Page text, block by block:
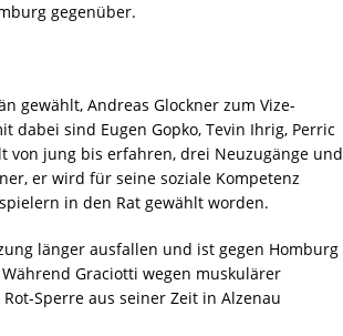
gegenüber.
gewählt, Andreas Glockner zum Vize-
dabei sind Eugen Gopko, Tevin Ihrig, Perric
von jung bis erfahren, drei Neuzugänge und
er wird für seine soziale Kompetenz
in den Rat gewählt worden.
länger ausfallen und ist gegen Homburg
Graciotti wegen muskulärer
Sperre aus seiner Zeit in Alzenau